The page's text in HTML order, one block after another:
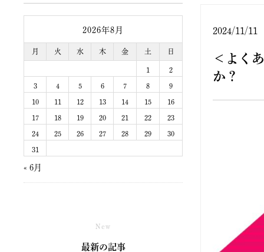
2024/11/11
＜よく
か？
2026年8月
月 火 水 木 金 土 日
1 2
3 4 5 6 7 8 9
10 11 12 13 14 15 16
17 18 19 20 21 22 23
24 25 26 27 28 29 30
31
« 6月
New
最新の記事